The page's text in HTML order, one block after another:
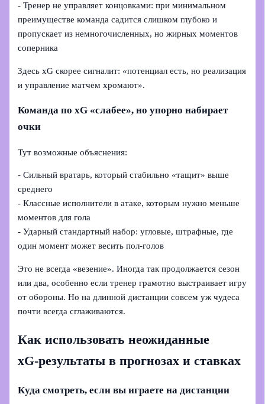
- Тренер не управляет концовками: при минимальном
преимуществе команда садится слишком глубоко и
пропускает из немногочисленных, но жирных моментов
соперника
Здесь xG скорее сигналит: «потенциал есть, но реализация
и управление матчем хромают».
Команда по xG «слабее», но упорно набирает
очки
Тут возможные объяснения:
- Сильный вратарь, который стабильно «тащит» выше
среднего
- Классные исполнители в атаке, которым нужно меньше
моментов для гола
- Ударный стандартный набор: угловые, штрафные, где
один момент может весить пол-голов
Это не всегда «везение». Иногда так продолжается сезон
или два, особенно если тренер грамотно выстраивает игру
от обороны. Но на длинной дистанции совсем уж чудеса
почти всегда сглаживаются.
Как использовать неожиданные
xG‑результаты в прогнозах и ставках
Куда смотреть, если вы играете на дистанции